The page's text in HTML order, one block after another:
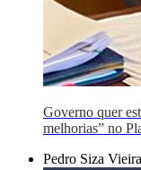
Governo quer
melhorias” no
Pedro Siza Vieira